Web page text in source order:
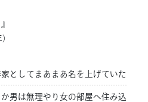
としてまあまあ名を上げていた
男は無理やり女の部屋へ住み込